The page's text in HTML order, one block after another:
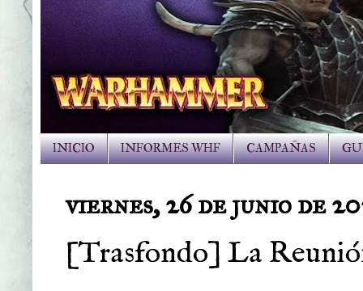
INICIO INFORMES WHF CAMPAÑAS
viernes, 26 de junio de
[Trasfondo] La